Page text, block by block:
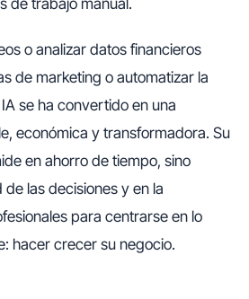
o analizar datos financieros
de marketing o automatizar la
se ha convertido en una
económica y transformadora. Su
en ahorro de tiempo, sino
las decisiones y en la
para centrarse en lo
hacer crecer su negocio.